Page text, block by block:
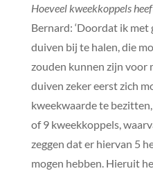
Hoeveel kweekkoppels
Bernard: ‘Doordat ik
duiven bij te halen, die
zouden kunnen zijn voor
duiven zeker eerst zich
kweekwaarde te
of 9 kweekkoppels,
zeggen dat er hiervan 5
mogen hebben. Hieruit